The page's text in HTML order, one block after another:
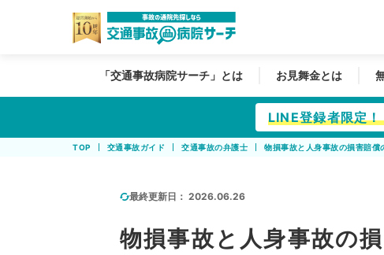
「交通事故病院サーチ」とは お見舞金とは
LINE登録者限定
TOP 交通事故ガイド 交通事故の弁護士 物損事故と人身事故の損害賠償
最終更新日： 2026.06.26
物損事故と人身事故の